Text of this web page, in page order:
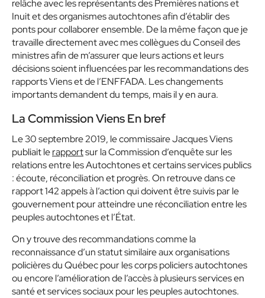
relâche avec les représentants des Premières nations et
Inuit et des organismes autochtones afin d’établir des
ponts pour collaborer ensemble. De la même façon que je
travaille directement avec mes collègues du Conseil des
ministres afin de m’assurer que leurs actions et leurs
décisions soient influencées par les recommandations des
rapports Viens et de l’ENFFADA. Les changements
importants demandent du temps, mais il y en aura.
La Commission Viens En bref
Le 30 septembre 2019, le commissaire Jacques Viens
publiait lerapportsur la Commission d’enquête surles
relations entre les Autochtones et certains servicespublics
: écoute, réconciliation et progrès. On retrouvedans ce
rapport 142 appels à l’action qui doivent être suivis par le
gouvernement pour atteindre une réconciliation entre les
peuples autochtones et l’État.
On y trouve des recommandations comme la
reconnaissance d’un statut similaire aux organisations
policières du Québec pour les corps policiers autochtones
ou encore l’amélioration de l’accès à plusieurs services en
santé et services sociaux pour les peuples autochtones.